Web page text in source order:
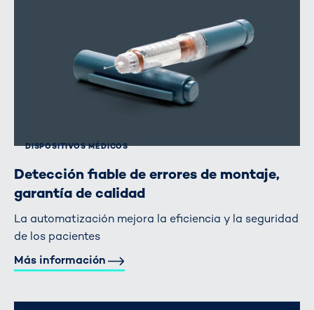
DISPOSITIVOS MÉDICOS
Detección fiable de errores de montaje,
garantía de calidad
La automatización mejora la eficiencia y la seguridad
de los pacientes
Más información